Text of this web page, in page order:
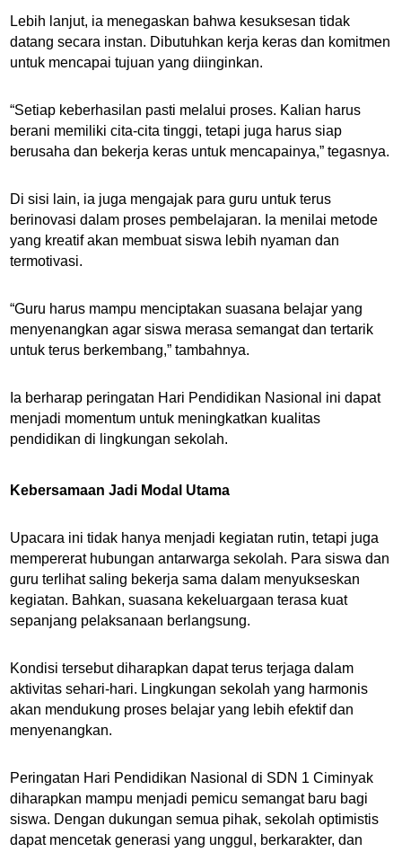
Lebih lanjut, ia menegaskan bahwa kesuksesan tidak
datang secara instan. Dibutuhkan kerja keras dan komitmen
untuk mencapai tujuan yang diinginkan.
“Setiap keberhasilan pasti melalui proses. Kalian harus
berani memiliki cita-cita tinggi, tetapi juga harus siap
berusaha dan bekerja keras untuk mencapainya,” tegasnya.
Di sisi lain, ia juga mengajak para guru untuk terus
berinovasi dalam proses pembelajaran. Ia menilai metode
yang kreatif akan membuat siswa lebih nyaman dan
termotivasi.
“Guru harus mampu menciptakan suasana belajar yang
menyenangkan agar siswa merasa semangat dan tertarik
untuk terus berkembang,” tambahnya.
Ia berharap peringatan Hari Pendidikan Nasional ini dapat
menjadi momentum untuk meningkatkan kualitas
pendidikan di lingkungan sekolah.
Kebersamaan Jadi Modal Utama
Upacara ini tidak hanya menjadi kegiatan rutin, tetapi juga
mempererat hubungan antarwarga sekolah. Para siswa dan
guru terlihat saling bekerja sama dalam menyukseskan
kegiatan. Bahkan, suasana kekeluargaan terasa kuat
sepanjang pelaksanaan berlangsung.
Kondisi tersebut diharapkan dapat terus terjaga dalam
aktivitas sehari-hari. Lingkungan sekolah yang harmonis
akan mendukung proses belajar yang lebih efektif dan
menyenangkan.
Peringatan Hari Pendidikan Nasional di SDN 1 Ciminyak
diharapkan mampu menjadi pemicu semangat baru bagi
siswa. Dengan dukungan semua pihak, sekolah optimistis
dapat mencetak generasi yang unggul, berkarakter, dan